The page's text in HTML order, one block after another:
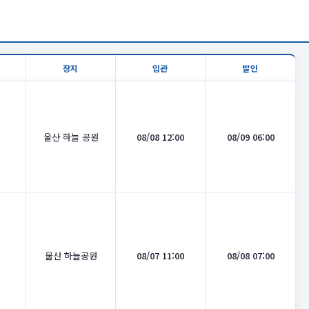
장지 입관 발인
울산 하늘 공원 08/08 12:00 08/09 06:00
울산 하늘공원 08/07 11:00 08/08 07:00